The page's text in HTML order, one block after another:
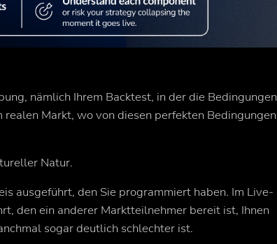
nämlich Ihrem Backtest, in der die Bedingungen
Markt, wo von diesen perfekten Bedingungen
Natur.
ausgeführt, den Sie programmiert haben. Im Live-
den ein anderer Marktteilnehmer bereit ist, Ihnen
sogar deutlich schlechter ist.